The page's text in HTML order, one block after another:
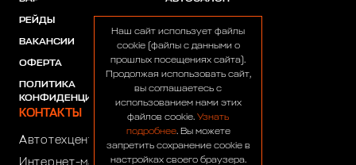
РЕЙДЫ
ВАКАНСИИ
ОФЕРТА
ПОЛИТИКА
КОНФИДЕНЦИАЛЬНОСТИ
ПАРТНЕРЫ
КОНТАКТЫ
Автотехцентр:
Интернет-магазин:+7 (916) 922-44-44
Наш сайт использует файлы
cookie (файлы с данными о
прошлых посещениях сайта).
Продолжая использовать сайт,
вы соглашаетесь с
использованием нами этих
файлов cookie. Узнать
подробнее. Вы можете
запретить сохранение cookie в
настройках своего браузера.